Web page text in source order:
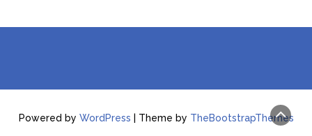
Powered by WordPress | Theme by TheBootstrapThemes